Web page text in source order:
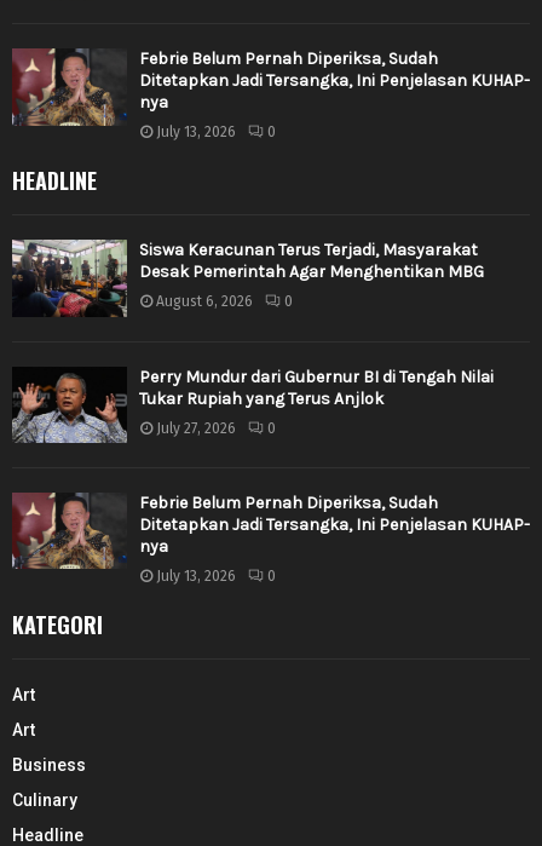
Febrie Belum Pernah Diperiksa, Sudah
Ditetapkan Jadi Tersangka, Ini Penjelasan KUHAP-
nya
July 13, 2026 0
HEADLINE
Siswa Keracunan Terus Terjadi, Masyarakat
Desak Pemerintah Agar Menghentikan MBG
August 6, 2026 0
Perry Mundur dari Gubernur BI di Tengah Nilai
Tukar Rupiah yang Terus Anjlok
July 27, 2026 0
Febrie Belum Pernah Diperiksa, Sudah
Ditetapkan Jadi Tersangka, Ini Penjelasan KUHAP-
nya
July 13, 2026 0
KATEGORI
Art
Art
Business
Culinary
Headline